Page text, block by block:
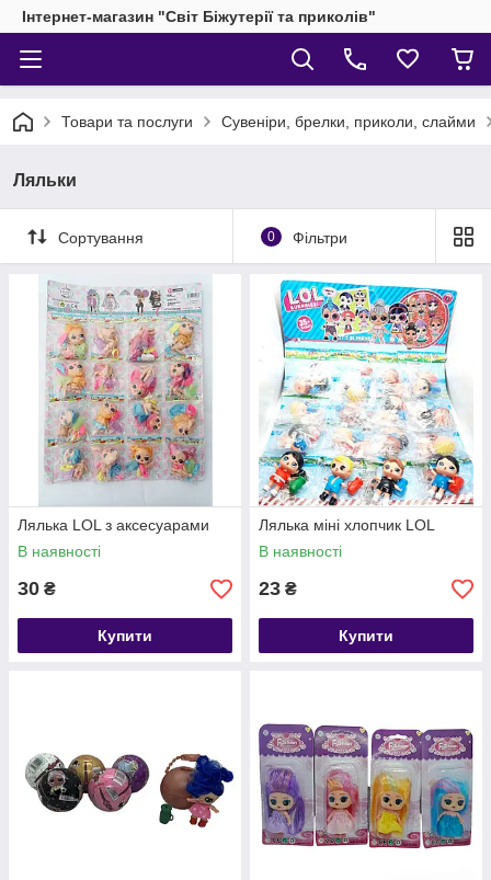
Інтернет-магазин "Світ Біжутерії та приколів"
Товари та послуги Сувеніри, брелки, приколи, слайми
Ляльки
Сортування 0 Фільтри
Лялька LOL з аксесуарами
В наявності
30 ₴
Купити
Лялька міні хлопчик LOL
В наявності
23 ₴
Купити